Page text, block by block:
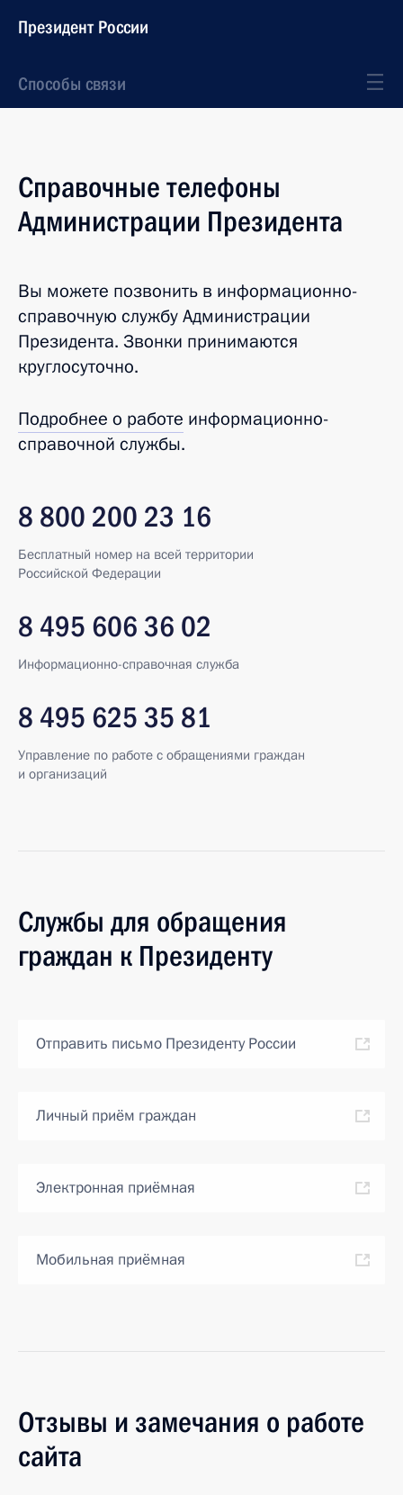
Президент России
Способы связи
Справочные телефоны
Администрации Президента
Вы можете позвонить в информационно-
справочную службу Администрации
Президента. Звонки принимаются
круглосуточно.
Подробнее о работе информационно-
справочной службы.
8 800 200 23 16
Бесплатный номер на всей территории
Российской Федерации
8 495 606 36 02
Информационно-справочная служба
8 495 625 35 81
Управление по работе с обращениями граждан
и организаций
Службы для обращения
граждан к Президенту
Отправить письмо Президенту России
Личный приём граждан
Электронная приёмная
Мобильная приёмная
Отзывы и замечания о работе
сайта